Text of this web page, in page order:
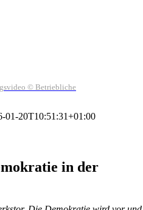
© Betriebliche
01-20T10:51:31+01:00
in der